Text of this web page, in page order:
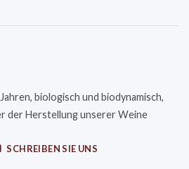
biologisch und biodynamisch,
der Herstellung unserer Weine
SCHREIBEN SIE UNS